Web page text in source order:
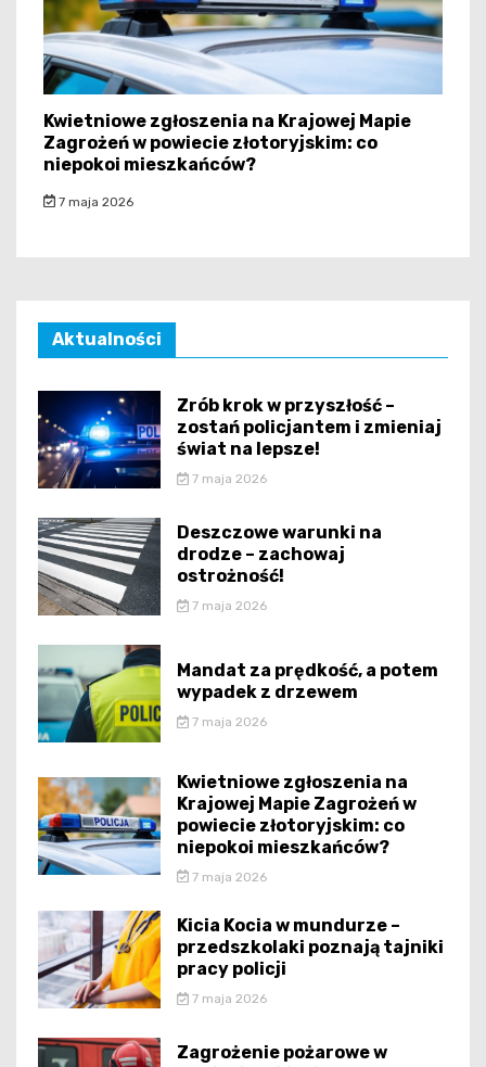
Kwietniowe zgłoszenia na Krajowej Mapie
Zagrożeń w powiecie złotoryjskim: co
niepokoi mieszkańców?
7 maja 2026
Aktualności
Zrób krok w przyszłość –
zostań policjantem i zmieniaj
świat na lepsze!
7 maja 2026
Deszczowe warunki na
drodze – zachowaj
ostrożność!
7 maja 2026
Mandat za prędkość, a potem
wypadek z drzewem
7 maja 2026
Kwietniowe zgłoszenia na
Krajowej Mapie Zagrożeń w
powiecie złotoryjskim: co
niepokoi mieszkańców?
7 maja 2026
Kicia Kocia w mundurze –
przedszkolaki poznają tajniki
pracy policji
7 maja 2026
Zagrożenie pożarowe w